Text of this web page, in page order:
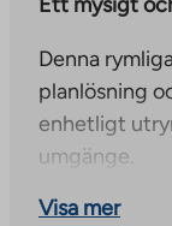
Denna
planlösning
enhetligt
umgänge.
Visa mer